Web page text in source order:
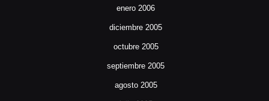
enero 2006
diciembre 2005
octubre 2005
septiembre 2005
agosto 2005